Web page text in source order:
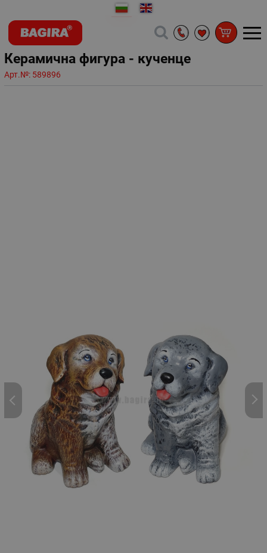
Керамична фигура - кученце
Арт.№: 589896